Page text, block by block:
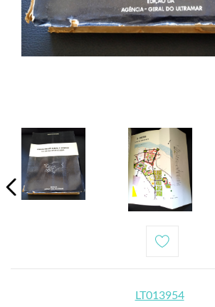
LT013954